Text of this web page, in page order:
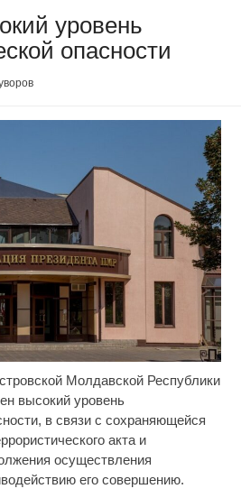
уровень
опасности
Молдавской Республики
высокий уровень
в связи с сохраняющейся
акта и
осуществления
его совершению.
i
несколько секунд, а смеяться вы
оставит вас без слов!
10 раз
это видео пересмотришь не